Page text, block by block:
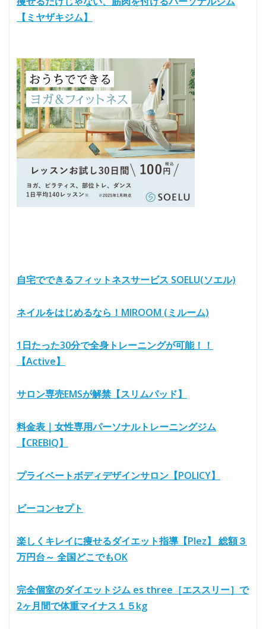
【ミヤザキジム】
自宅でできるフィットネスサービス SOELU(ソエル)
ネイルをはじめるなら！MIROOM (ミルーム)
1日たった30分で全身トレーニングが可能！！
【Active】
サロン専売EMSが解禁【スリムパッド】
料金表｜女性専用パーソナルトレーニングジム
【CREBIQ】
プライベートボディデザインサロン【POLICY】
ビーコンセプト
楽しくキレイに痩せるダイエット指導【Plez】 総額３
万円台～ 全国どこでもOK
完全個室のダイエットジム es three［エススリー］で
2ヶ月間で体重マイナス１５kg